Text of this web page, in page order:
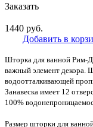
Заказать
1440 руб.
Добавить в
Шторка для ванной Рим-
важный элемент декора.
водоотталкивающей
Занавеска имеет 12
100%
Размер шторки для